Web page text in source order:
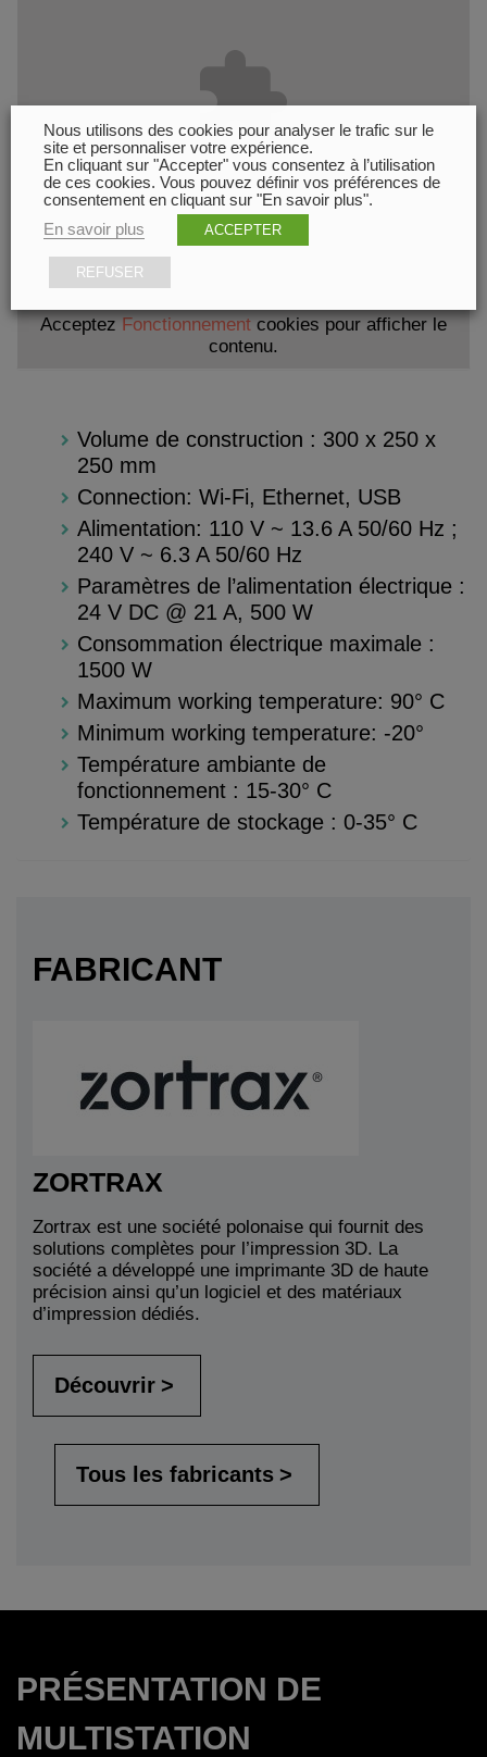
Acceptez Fonctionnement cookies pour afficher le
contenu.
Volume de construction : 300 x 250 x
250 mm
Connection: Wi-Fi, Ethernet, USB
Alimentation: 110 V ~ 13.6 A 50/60 Hz ;
240 V ~ 6.3 A 50/60 Hz
Paramètres de l’alimentation électrique :
24 V DC @ 21 A, 500 W
Consommation électrique maximale :
1500 W
Maximum working temperature: 90° C
Minimum working temperature: -20°
Température ambiante de
fonctionnement : 15-30° C
Température de stockage : 0-35° C
FABRICANT
ZORTRAX
Zortrax est une société polonaise qui fournit des
solutions complètes pour l’impression 3D. La
société a développé une imprimante 3D de haute
précision ainsi qu’un logiciel et des matériaux
d’impression dédiés.
Découvrir
Tous les fabricants
PRÉSENTATION DE
MULTISTATION
Nous utilisons des cookies pour analyser le trafic sur le
site et personnaliser votre expérience.
En cliquant sur "Accepter" vous consentez à l’utilisation
de ces cookies. Vous pouvez définir vos préférences de
consentement en cliquant sur "En savoir plus".
En savoir plus
ACCEPTER
REFUSER